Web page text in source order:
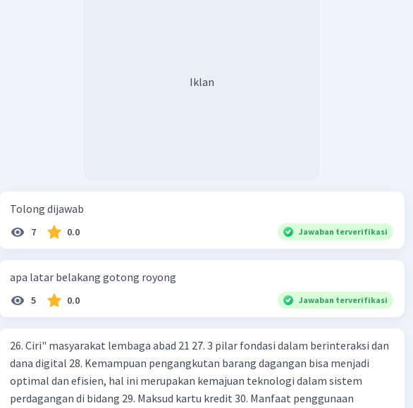
Iklan
Tolong dijawab
7 0.0 Jawaban terverifikasi
apa latar belakang gotong royong
5 0.0 Jawaban terverifikasi
26. Ciri" masyarakat lembaga abad 21 27. 3 pilar fondasi dalam berinteraksi dan
dana digital 28. Kemampuan pengangkutan barang dagangan bisa menjadi
optimal dan efisien, hal ini merupakan kemajuan teknologi dalam sistem
perdagangan di bidang 29. Maksud kartu kredit 30. Manfaat penggunaan